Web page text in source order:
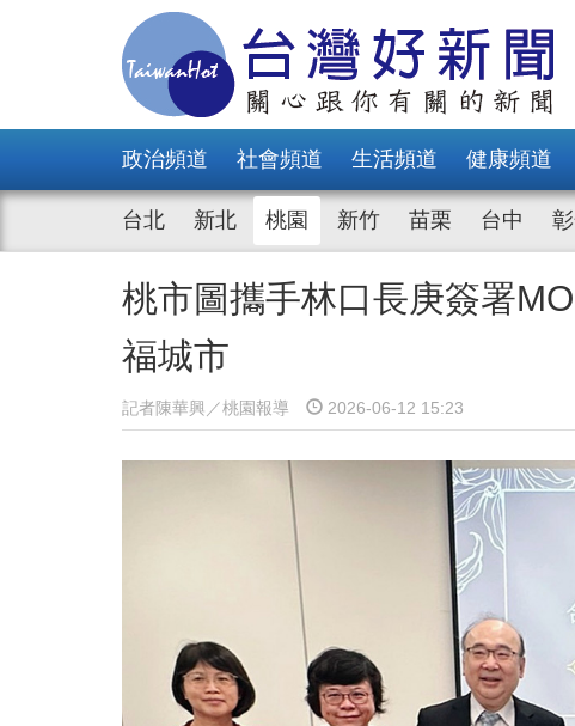
政治頻道 社會頻道 生活頻道 健康頻道
台北 新北 桃園 新竹 苗栗 台中
桃市圖攜手林口長庚簽署
福城市
記者陳華興／桃園報導 2026-06-12 15:23